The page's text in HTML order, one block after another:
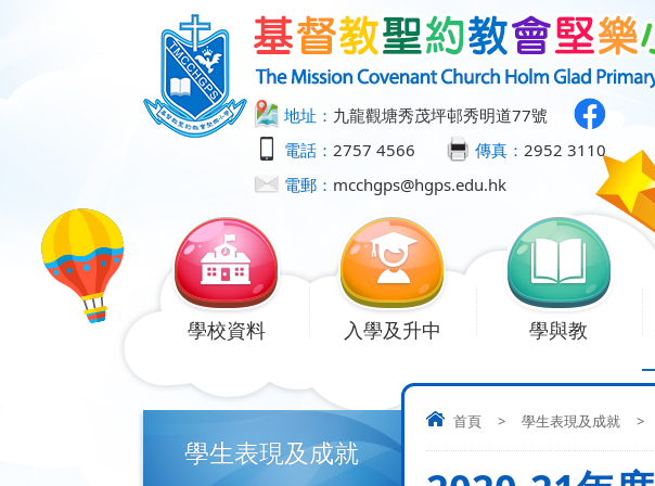
地址： 九龍觀塘秀茂坪邨秀明道77號
電話： 2757 4566 傳真： 2952 3110
電郵： mcchgps@hgps.edu.hk
學校資料 入學及升中 學與教
首頁 > 學生表現及成就 >
學生表現及成就